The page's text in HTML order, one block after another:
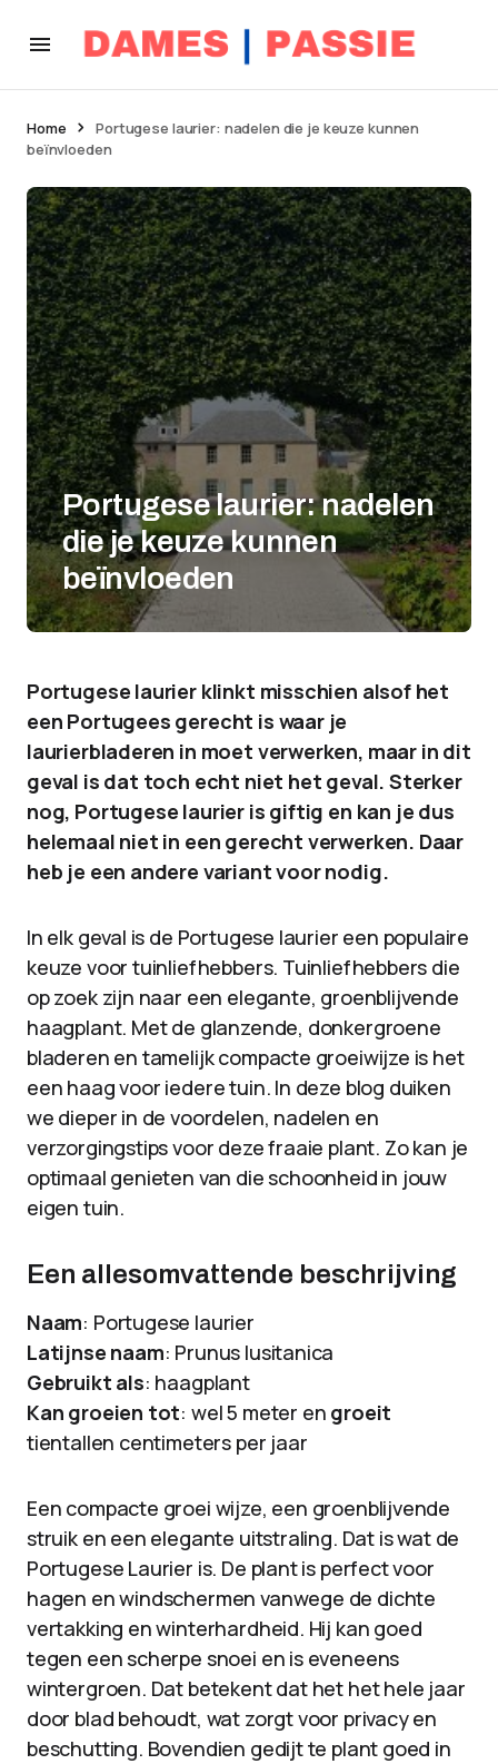
Home
Portugese laurier: nadelen die je keuze kunnen
beïnvloeden
Portugese laurier: nadelen
die je keuze kunnen
beïnvloeden
Portugese laurier klinkt misschien alsof het
een Portugees gerecht is waar je
laurierbladeren in moet verwerken, maar in dit
geval is dat toch echt niet het geval. Sterker
nog, Portugese laurier is giftig en kan je dus
helemaal niet in een gerecht verwerken. Daar
heb je een andere variant voor nodig.
In elk geval is de Portugese laurier een populaire
keuze voor tuinliefhebbers. Tuinliefhebbers die
op zoek zijn naar een elegante, groenblijvende
haagplant. Met de glanzende, donkergroene
bladeren en tamelijk compacte groeiwijze is het
een haag voor iedere tuin. In deze blog duiken
we dieper in de voordelen, nadelen en
verzorgingstips voor deze fraaie plant. Zo kan je
optimaal genieten van die schoonheid in jouw
eigen tuin.
Een allesomvattende beschrijving
Naam: Portugese laurier
Latijnse naam: Prunus lusitanica
Gebruikt als: haagplant
Kan groeien tot: wel 5 meter en groeit
tientallen centimeters per jaar
Een compacte groei wijze, een groenblijvende
struik en een elegante uitstraling. Dat is wat de
Portugese Laurier is. De plant is perfect voor
hagen en windschermen vanwege de dichte
vertakking en winterhardheid. Hij kan goed
tegen een scherpe snoei en is eveneens
wintergroen. Dat betekent dat het het hele jaar
door blad behoudt, wat zorgt voor privacy en
beschutting. Bovendien gedijt te plant goed in